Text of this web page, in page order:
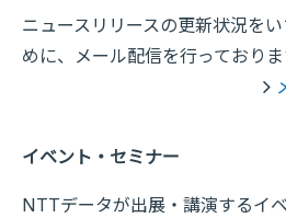
ニュースリリースの更新状況を
めに、メール配信を行っておりま
イベント・セミナー
NTTデータが出展・講演するイ